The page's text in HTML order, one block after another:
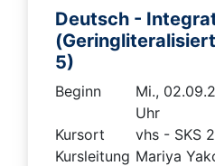
Deutsch -
5)
Beginn
Mi.,
Uhr
Kursort
vhs - SKS
Kursleitung Mariya